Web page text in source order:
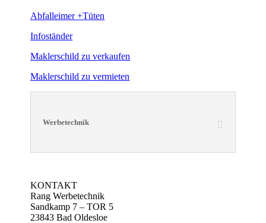
Abfalleimer +Tüten
Infoständer
Maklerschild zu verkaufen
Maklerschild zu vermieten
Werbetechnik
KONTAKT
Rang Werbetechnik
Sandkamp 7 – TOR 5
23843 Bad Oldesloe